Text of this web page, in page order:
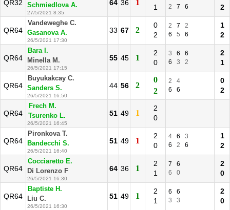
QR32
Schmiedlova A.
27/5/2021 8:35
64 36 1
1
2
7 6
2
QR64
Vandeweghe C.
Gasanova A.
26/5/2021 17:30
33 67 2
0
2
2 7
2
6
5 6
1
2
QR64
Bara I.
Minella M.
26/5/2021 17:15
55 45 1
2
0
3 6
6
6
3 2
2
1
QR64
Buyukakcay C.
Sanders S.
26/5/2021 16:50
44 56 2
0
2
2
4
6
6
0
2
QR64
Frech M.
Tsurenko L.
26/5/2021 16:45
51 49 1
2
0
QR64
Pironkova T.
Bandecchi S.
26/5/2021 16:40
51 49 1
2
0
4 6
3
6
2 6
1
2
QR64
Cocciaretto E.
Di Lorenzo F
26/5/2021 16:30
64 36 1
2
1
7
6
6
0
2
0
QR64
Baptiste H.
Liu C.
26/5/2021 16:30
51 49 1
2
1
6
6
3
3
2
0